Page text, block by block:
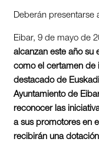
Deberán presentarse
Eibar, 9 de mayo de
alcanzan este año su
como el certamen de
destacado de
Ayuntamiento de
reconocer las
a sus promotores en
recibirán una dotació